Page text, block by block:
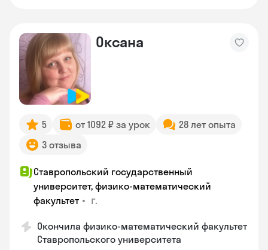
Оксана
5 от 1092 ₽ за урок
28 лет опыта
3 отзыва
Ставропольский государственный
университет, физико-математический
факультет • г.
Окончила физико-математический факультет
Ставропольского университета